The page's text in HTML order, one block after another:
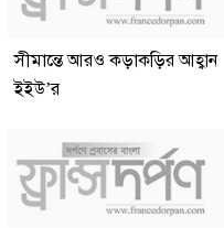
সীমান্তে আরও কড়াকড়ির আহ্বান
ইইউ’র